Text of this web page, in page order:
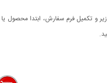
و تکمیل فرم سفارش، ابتدا محصول